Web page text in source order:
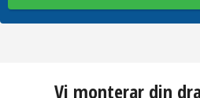
Vi monterar din